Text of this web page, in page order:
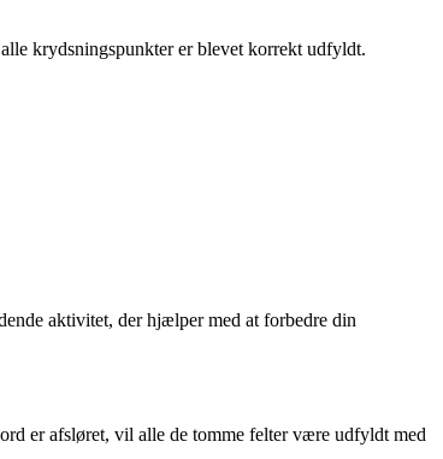
krydsningspunkter er blevet korrekt udfyldt.
aktivitet, der hjælper med at forbedre din
er afsløret, vil alle de tomme felter være udfyldt med